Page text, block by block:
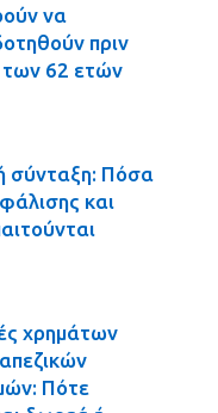
να
πριν
των 62 ετών
σύνταξη: Πόσα
και
χρημάτων
Πότε